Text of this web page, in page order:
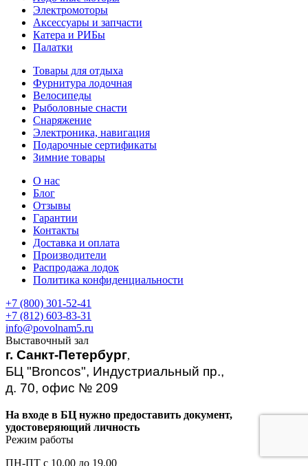
Электромоторы
Аксессуары и запчасти
Катера и РИБы
Палатки
Товары для отдыха
Фурнитура лодочная
Велосипеды
Рыболовные снасти
Снаряжение
Электроника, навигация
Подарочные сертификаты
Зимние товары
О нас
Блог
Отзывы
Гарантии
Контакты
Доставка и оплата
Производители
Распродажа лодок
Политика конфиденциальности
+7 (800) 301-52-41
+7 (812) 603-83-31
info@povolnam5.ru
Выставочный зал
г. Санкт-Петербург,
БЦ "Broncos", Индустриальный пр.,
д. 70, офис № 209
На входе в БЦ нужно предоставить документ,
удостоверяющий личность
Режим работы
ПН-ПТ с 10.00 до 19.00